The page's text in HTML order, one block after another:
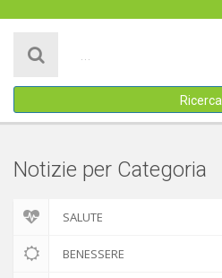
ATTIVITÀ
IL PROGETTO
Ricerca
Notizie per Categoria
SALUTE
BENESSERE